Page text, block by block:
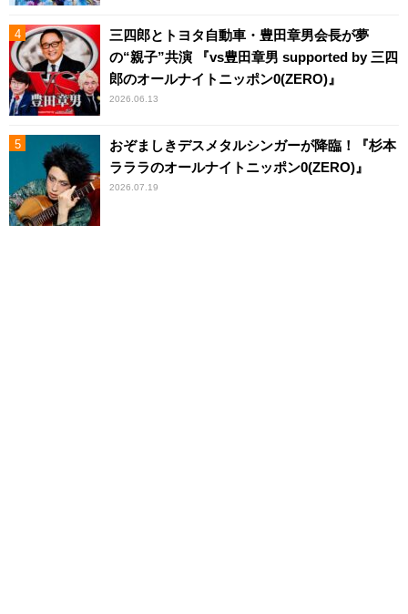
三四郎とトヨタ自動車・豊田章男会長が夢
の“親子”共演 『vs豊田章男 supported by 三四
郎のオールナイトニッポン0(ZERO)』
2026.06.13
おぞましきデスメタルシンガーが降臨！『杉本
ラララのオールナイトニッポン0(ZERO)』
2026.07.19